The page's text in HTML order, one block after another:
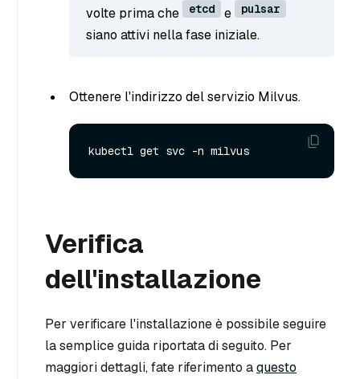
volte prima che
etcd e pulsar
siano attivi nella fase iniziale.
Ottenere l'indirizzo del servizio Milvus.
Verifica
dell'installazione
Per verificare l'installazione è possibile seguire
la semplice guida riportata di seguito. Per
maggiori dettagli, fate riferimento aquesto